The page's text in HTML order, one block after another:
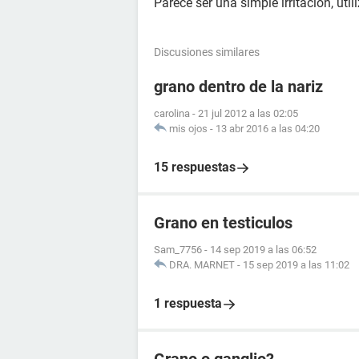
Discusiones similares
grano dentro de la nariz
carolina - 21 jul 2012 a las 02:05
mis ojos - 13 abr 2016 a las 04:20
15 respuestas
Grano en testiculos
Sam_7756 - 14 sep 2019 a las 06:52
DRA. MARNET - 15 sep 2019 a las 11:02
1 respuesta